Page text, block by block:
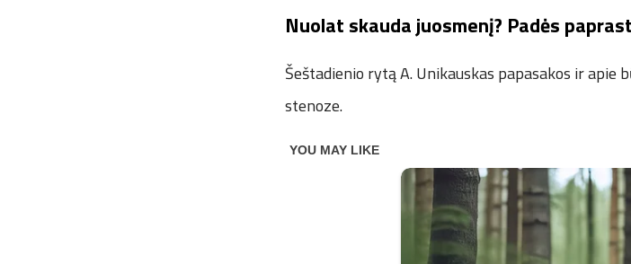
Nuolat skauda juosmenį? Padės
Šeštadienio rytą A. Unikauskas papasakos ir apie
stenoze.